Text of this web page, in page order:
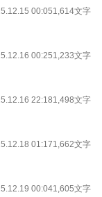
00:051,614文字
00:251,233文字
22:181,498文字
01:171,662文字
00:041,605文字